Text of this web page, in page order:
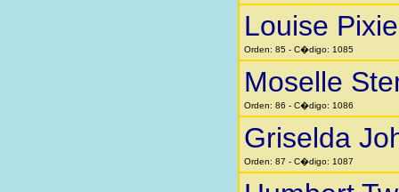
Louise
Orden: 85 - C�digo: 1085
Moselle
Orden: 86 - C�digo: 1086
Griselda
Orden: 87 - C�digo: 1087